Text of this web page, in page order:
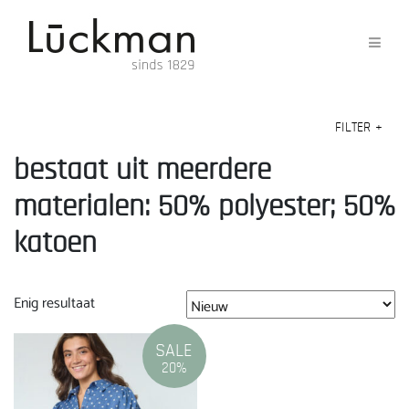
FILTER +
bestaat uit meerdere
materialen: 50% polyester; 50%
katoen
Enig resultaat
SALE
20%